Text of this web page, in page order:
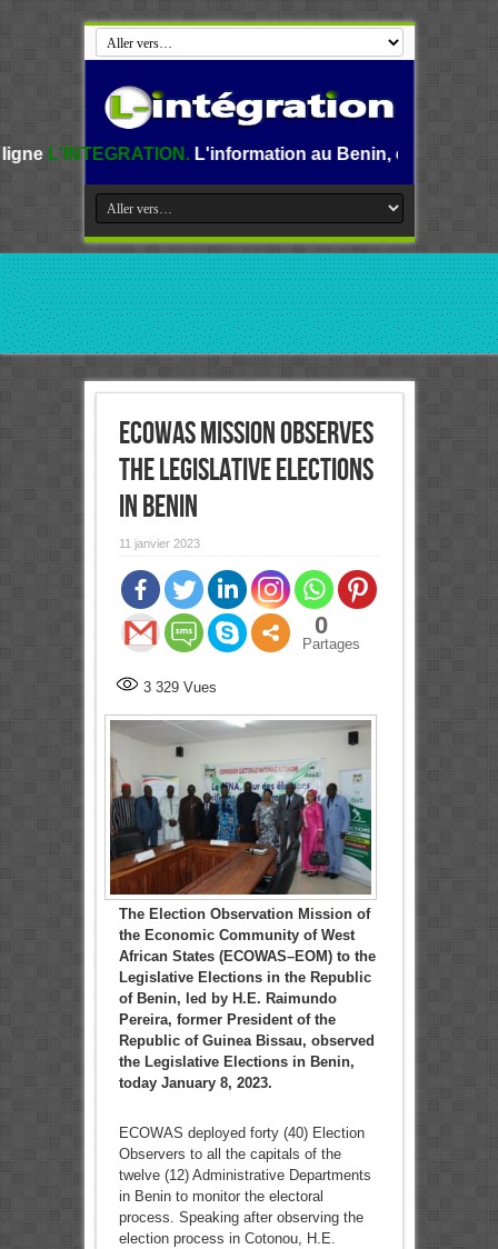
L'information au Benin, en Afrique et dans le
ECOWAS Mission Observes
the Legislative Elections
in Benin
11 janvier 2023
0
Partages
3 329Vues
The Election Observation Mission of
the Economic Community of West
African States (ECOWAS–EOM) to the
Legislative Elections in the Republic
of Benin, led by H.E. Raimundo
Pereira, former President of the
Republic of Guinea Bissau, observed
the Legislative Elections in Benin,
today January 8, 2023.
ECOWAS deployed forty (40) Election
Observers to all the capitals of the
twelve (12) Administrative Departments
in Benin to monitor the electoral
process. Speaking after observing the
election process in Cotonou, H.E.